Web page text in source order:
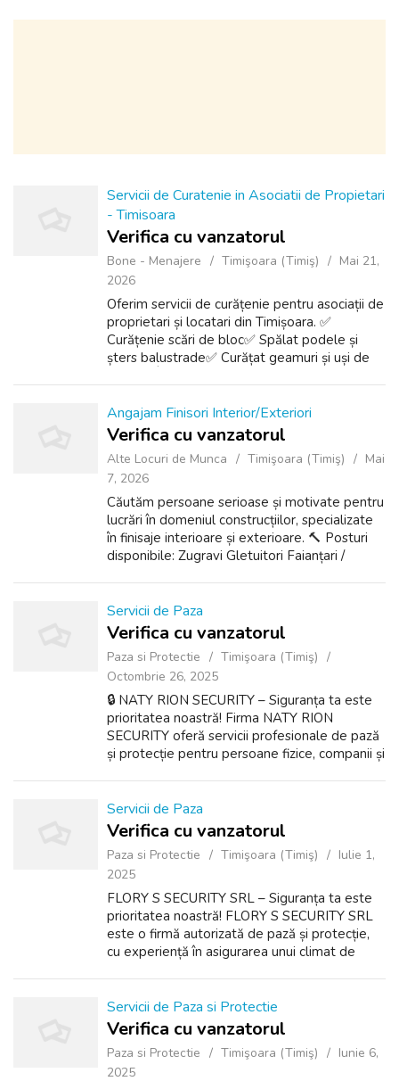
Servicii de Curatenie in Asociatii de Propietari
- Timisoara
Verifica cu vanzatorul
Bone - Menajere Timişoara (Timiş)
Mai 21,
2026
Oferim servicii de curățenie pentru asociații de
proprietari și locatari din Timișoara. ✅
Curățenie scări de bloc✅ Spălat podele și
șters balustrade✅ Curățat geamuri și uși de
Angajam Finisori Interior/Exteriori
Verifica cu vanzatorul
Alte Locuri de Munca Timişoara (Timiş)
Mai
7, 2026
Căutăm persoane serioase și motivate pentru
lucrări în domeniul construcțiilor, specializate
în finisaje interioare și exterioare. 🔨 Posturi
disponibile: Zugravi Gletuitori Faianțari /
Servicii de Paza
Verifica cu vanzatorul
Paza si Protectie
Timişoara (Timiş)
Octombrie 26, 2025
🔒 NATY RION SECURITY – Siguranța ta este
prioritatea noastră! Firma NATY RION
SECURITY oferă servicii profesionale de pază
și protecție pentru persoane fizice, companii și
Servicii de Paza
Verifica cu vanzatorul
Paza si Protectie Timişoara (Timiş)
Iulie 1,
2025
FLORY S SECURITY SRL – Siguranța ta este
prioritatea noastră! FLORY S SECURITY SRL
este o firmă autorizată de pază și protecție,
cu experiență în asigurarea unui climat de
Servicii de Paza si Protectie
Verifica cu vanzatorul
Paza si Protectie Timişoara (Timiş)
Iunie 6,
2025